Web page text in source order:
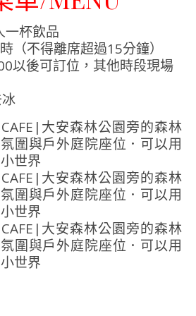
一杯飲品
（不得離席超過15分鐘）
以後可訂位，其他時段現場